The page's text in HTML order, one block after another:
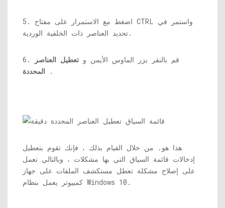
5. اضغط مع الاستمرار على مفتاح CTRL واستمر في
تحديد العناصر ذات الخلفية الوردية.
6. قم بالنقر بزر الماوس الأيمن و تعطيل العناصر
المحددة .
هذا هو. من خلال القيام بذلك ، فإنك تقوم بتعطيل
إدخالات قائمة السياق التي بها مشكلات ، وبالتالي تعمل
على إصلاح مشكلة تعطل مستكشف الملفات على جهاز
كمبيوتر يعمل بنظام Windows 10.